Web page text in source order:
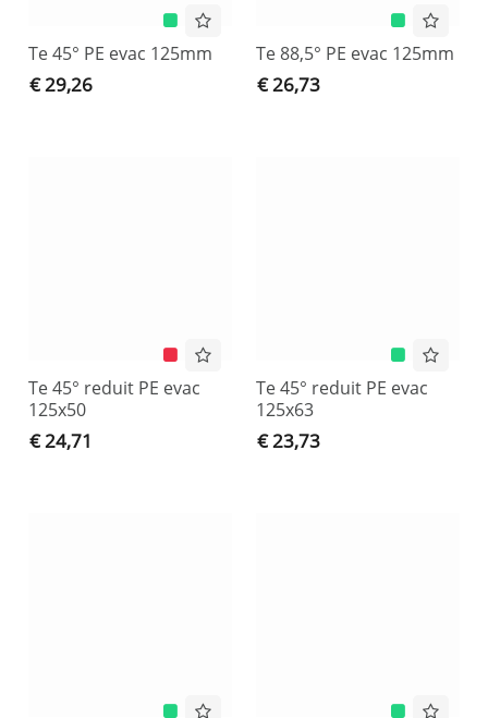
Te 45° PE evac 125mm
€ 29,26
Te 88,5° PE evac 125mm
€ 26,73
Te 45° reduit PE evac
125x50
€ 24,71
Te 45° reduit PE evac
125x63
€ 23,73